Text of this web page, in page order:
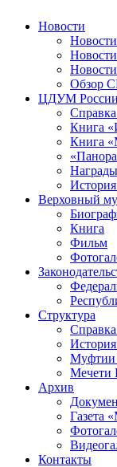
Новости
Обзор
ЦДУМ России
Книга
Книга
Верховный
Книга
Фильм
Структура
Муфтии
Мечети
Архив
Газета
Контакты